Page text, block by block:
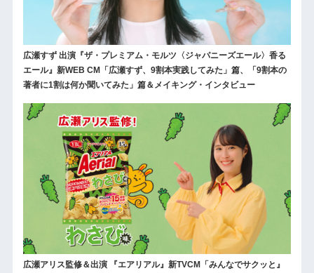
広瀬すず 出演『ザ・プレミアム・モルツ〈ジャパニーズエール〉香る
エール』新WEB CM「広瀬すず、9割本実践してみた」篇、「9割本の
著者に1割は何か聞いてみた」篇＆メイキング・インタビュー
広瀬アリス監修＆出演 『エアリアル』新TVCM「みんなでサクッと』